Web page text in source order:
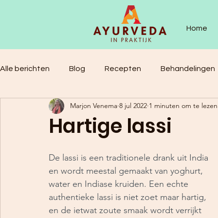
Home
Alle berichten Blog Recepten Behandelingen
Hartige lassi
Marjon Venema 8 jul 2022 1 minuten om te lezen
De lassi is een traditionele drank uit India
en wordt meestal gemaakt van yoghurt,
water en Indiase kruiden. Een echte
authentieke lassi is niet zoet maar hartig,
en de ietwat zoute smaak wordt verrijkt